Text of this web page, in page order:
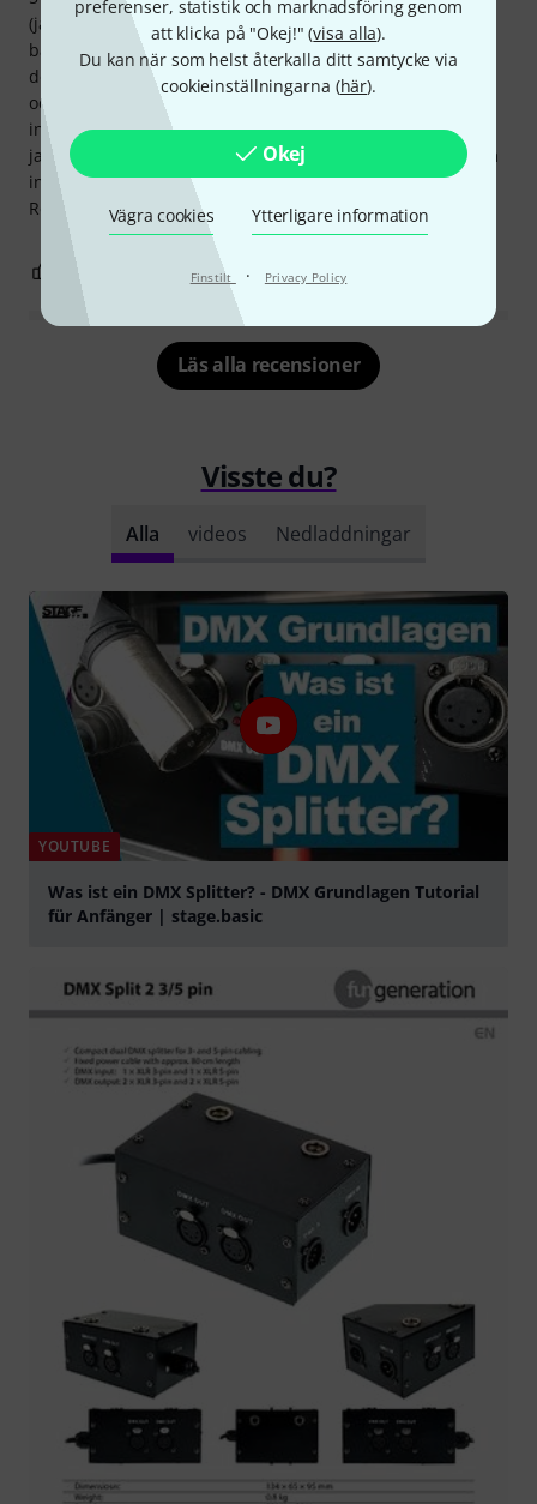
preferenser, statistik och marknadsföring genom
att klicka på "Okej!" (visa alla).
Du kan när som helst återkalla ditt samtycke via
cookieinställningarna (här).
Okej
Vägra cookies Ytterligare information
Finstilt · Privacy Policy
(jag glömde min adapter). Jag kunde till och med använda
båda utgångarna (3-polig och 5-polig) samtidigt, även om
det uppenbarligen inte rekommenderas. Jag tog inga mått,
och tyvärr kunde jag inte hitta någon information om den
interna kablarna eller typen av DMX-splitter. Jag antar att
jag måste öppna den... Sammantaget en bra liten låda som
inte kostar för mycket men gör sitt jobb bra.
Rekommenderas starkt!
ANMÄL RECENSION
Läs alla recensioner
Visste du?
Alla videos Nedladdningar
YOUTUBE
Was ist ein DMX Splitter? - DMX Grundlagen Tutorial
für Anfänger | stage.basic